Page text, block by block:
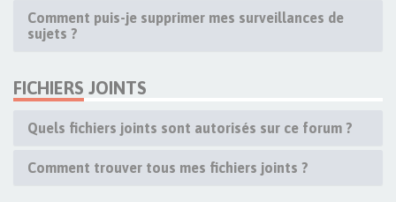
Comment puis-je supprimer mes surveillances de
sujets ?
FICHIERS JOINTS
Quels fichiers joints sont autorisés sur ce forum ?
Comment trouver tous mes fichiers joints ?